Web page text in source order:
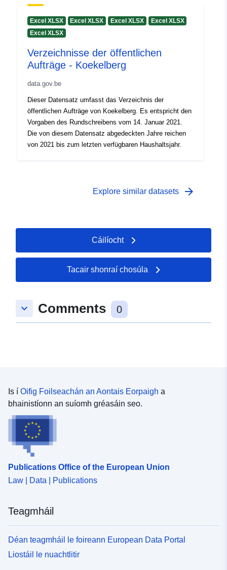
Excel XLSX Excel XLSX Excel XLSX
Excel XLSX
Excel XLSX
Verzeichnisse der öffentlichen
Aufträge - Koekelberg
data.gov.be
Dieser Datensatz umfasst das Verzeichnis der
öffentlichen Aufträge von Koekelberg. Es entspricht den
Vorgaben des Rundschreibens vom 14. Januar 2021.
Die von diesem Datensatz abgedeckten Jahre reichen
von 2021 bis zum letzten verfügbaren Haushaltsjahr.
Explore similar datasets arrow_forward
Cáilíocht
Tacair shonraí chosúla
keyboard_arrow_down Comments 0
Is í Oifig Foilseachán an Aontais Eorpaigh a
bhainistíonn an suíomh gréasáin seo.
Publications Office of the European Union
Law | Data | Publications
Teagmháil
Déan teagmháil le foireann European Data Portal
Liostáil le nuachtlitir